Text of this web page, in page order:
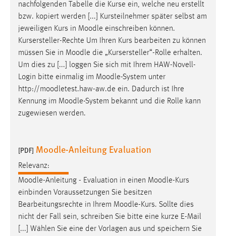
nachfolgenden Tabelle die Kurse ein, welche neu erstellt
bzw. kopiert werden [...] Kursteilnehmer später selbst am
jeweiligen Kurs in Moodle einschreiben können.
Kursersteller-Rechte Um Ihren Kurs bearbeiten zu können
müssen Sie in Moodle die „Kursersteller“-Rolle erhalten.
Um dies zu [...] loggen Sie sich mit Ihrem HAW-Novell-
Login bitte einmalig im Moodle-System unter
http://moodletest.haw-aw.de ein. Dadurch ist Ihre
Kennung im Moodle-System bekannt und die Rolle kann
zugewiesen werden.
[PDF] Moodle-Anleitung Evaluation
Relevanz:
Moodle-Anleitung - Evaluation in einen Moodle-Kurs
einbinden Voraussetzungen Sie besitzen
Bearbeitungsrechte in Ihrem Moodle-Kurs. Sollte dies
nicht der Fall sein, schreiben Sie bitte eine kurze E-Mail
[...] Wählen Sie eine der Vorlagen aus und speichern Sie
Zweck:
Wird benötigt um die Chatfunktion nutzen zu können.
Cookie Laufzeit:
MibewSessionID, mibew-chat-frame-style-
5e9dbeb1811c0446 = Sitzungslaufzeit, mibew_locale = 3
Jahre, MIBEW_UserID = 1 Jahr
Login
Zweck:
Dieser Cookie ist notwendig um sich an der Website
einloggen zu können.
Cookie Laufzeit:
24 Stunden